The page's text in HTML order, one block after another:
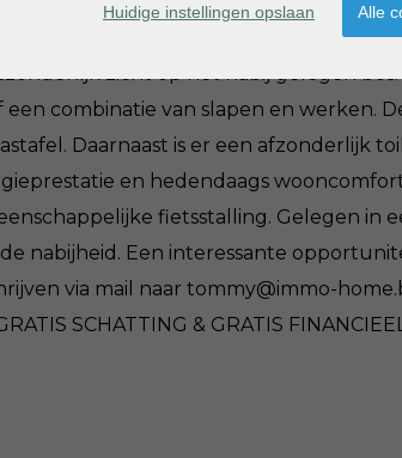
extra voorraad. Vanuit de woonkamer
zicht op het nabij gelegen
combinatie van slapen en werken.
Daarnaast is er een afzonderlijk
en hedendaags
fietsstalling. Gelegen
nabijheid. Een interessante
via mail naar tommy@immo-
SCHATTING & GRATIS
Huidige instellingen opslaan Alle